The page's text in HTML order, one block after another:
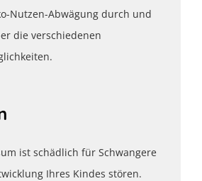
Nutzen-Abwägung durch und
die verschiedenen
ist schädlich für Schwangere
Ihres Kindes stören.